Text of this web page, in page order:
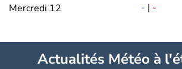
Mercredi 12 - | -
Actualités Météo à